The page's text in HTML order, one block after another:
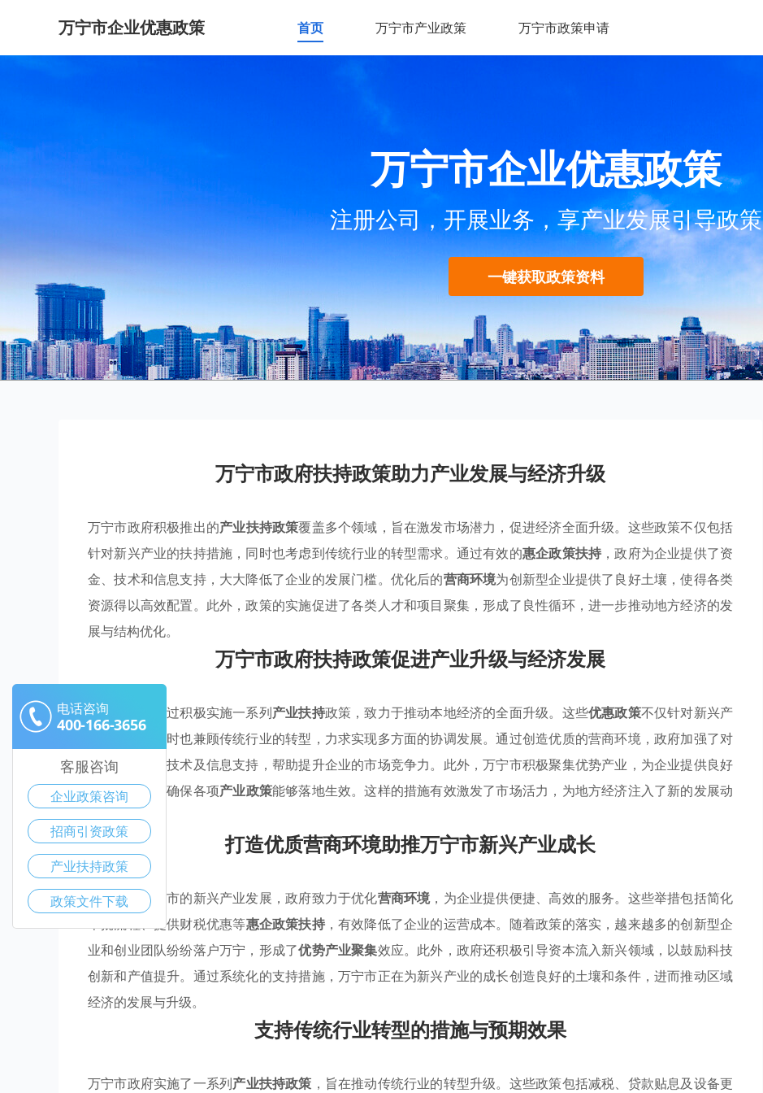
万宁市企业优惠政策 首页 万宁市产业政策 万宁市政策申请
万宁市企业优惠政策
注册公司，开展业务，享产业发展引导政策
一键获取政策资料
万宁市政府扶持政策助力产业发展与经济升级
万宁市政府积极推出的产业扶持政策覆盖多个领域，旨在激发市场潜力，促进经济全面升级。这些政策不仅包括
针对新兴产业的扶持措施，同时也考虑到传统行业的转型需求。通过有效的惠企政策扶持 ，政府为企业提供了资
金、技术和信息支持，大大降低了企业的发展门槛。优化后的营商环境为创新型企业提供了良好土壤，使得各类
资源得以高效配置。此外，政策的实施促进了各类人才和项目聚集，形成了良性循环，进一步推动地方经济的发
展与结构优化。
万宁市政府扶持政策促进产业升级与经济发展
万宁市政府通过积极实施一系列产业扶持政策，致力于推动本地经济的全面升级。这些优惠政策不仅针对新兴产
业的发展，同时也兼顾传统行业的转型，力求实现多方面的协调发展。通过创造优质的营商环境，政府加强了对
企业的资金、技术及信息支持，帮助提升企业的市场竞争力。此外，万宁市积极聚集优势产业，为企业提供良好
的发展土壤，确保各项产业政策能够落地生效。这样的措施有效激发了市场活力，为地方经济注入了新的发展动
力与活力。
打造优质营商环境助推万宁市新兴产业成长
为了促进万宁市的新兴产业发展，政府致力于优化营商环境，为企业提供便捷、高效的服务。这些举措包括简化
审批流程、提供财税优惠等惠企政策扶持，有效降低了企业的运营成本。随着政策的落实，越来越多的创新型企
业和创业团队纷纷落户万宁，形成了优势产业聚集效应。此外，政府还积极引导资本流入新兴领域，以鼓励科技
创新和产值提升。通过系统化的支持措施，万宁市正在为新兴产业的成长创造良好的土壤和条件，进而推动区域
经济的发展与升级。
支持传统行业转型的措施与预期效果
万宁市政府实施了一系列产业扶持政策 ，旨在推动传统行业的转型升级。这些政策包括减税、贷款贴息及设备更
电话咨询
400-166-3656
客服咨询
企业政策咨询
招商引资政策
产业扶持政策
政策文件下载